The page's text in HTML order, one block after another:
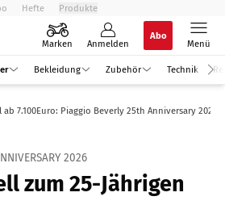
Hefte Produkte
Marken Anmelden
Abo
Menü
Bekleidung Zubehör Technik
7.100Euro: Piaggio Beverly 25th Anniversary 2026
2026
zum 25-Jährigen